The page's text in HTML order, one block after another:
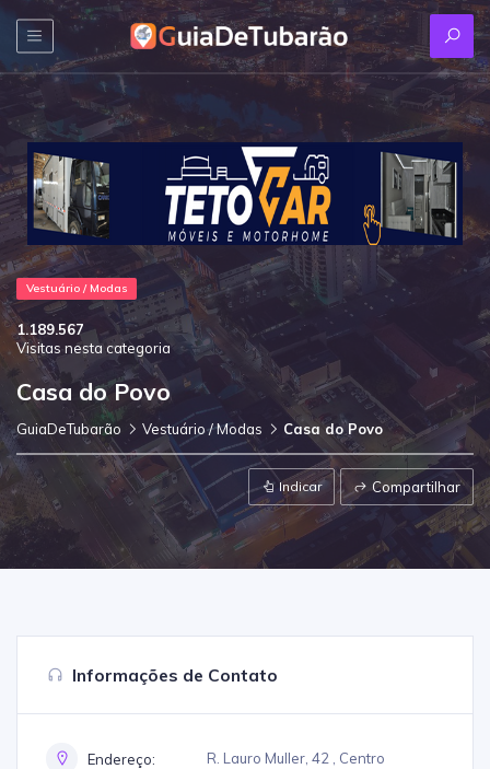
Vestuário / Modas
1.189.567
Visitas nesta categoria
Casa do Povo
GuiaDeTubarão Vestuário / Modas Casa do Povo
Indicar Compartilhar
Informações de Contato
Endereço: R. Lauro Muller, 42 , Centro